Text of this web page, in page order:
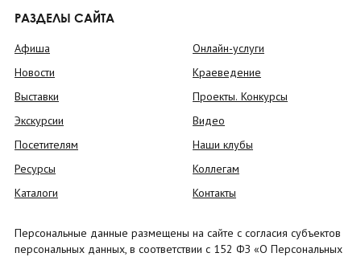
РАЗДЕЛЫ САЙТА
Афиша
Новости
Выставки
Экскурсии
Посетителям
Ресурсы
Каталоги
Онлайн-услуги
Краеведение
Проекты. Конкурсы
Видео
Наши клубы
Коллегам
Контакты
Персональные данные размещены на сайте с согласия субъектов
персональных данных, в соответствии с 152 ФЗ «О Персональных